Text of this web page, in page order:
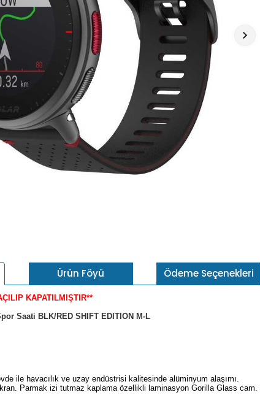
Ürün Föyü Ödeme Seçenekleri
KAPATILMIŞTIR**
Saati BLK/RED SHIFT EDITION M-L
ile havacılık ve uzay endüstrisi kalitesinde alüminyum alaşımı.
Parmak izi tutmaz kaplama özellikli laminasyon Gorilla Glass cam.